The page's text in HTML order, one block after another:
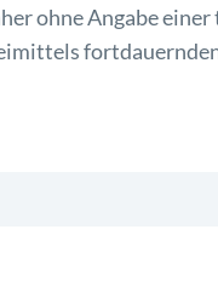
ohne Angabe